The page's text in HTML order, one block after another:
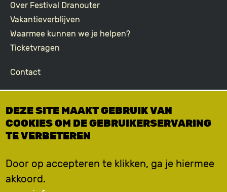
Over Festival Dranouter
Vakantieverblijven
Waarmee kunnen we je helpen?
Ticketvragen
Contact
Podcast
Facebook
Instagram
DEZE SITE MAAKT GEBRUIK VAN
COOKIES OM DE GEBRUIKERSERVARING
TE VERBETEREN
Door op accepteren te klikken, ga je hiermee
akkoord.